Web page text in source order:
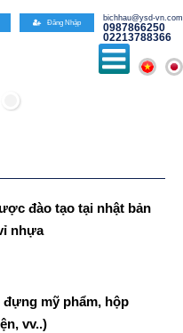
đào tạo tại nhật bản
nhựa
mỹ phẩm, hộp
vv..)